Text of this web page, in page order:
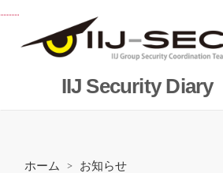
へ
IIJ Security Diary
ホーム > お知らせ